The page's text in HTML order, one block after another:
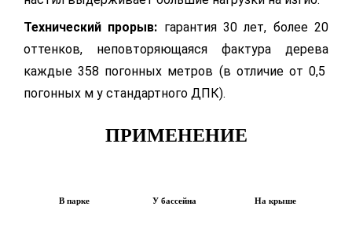
Технический прорыв: гарантия 30 лет, более 20
оттенков, неповторяющаяся фактура дерева
каждые 358 погонных метров (в отличие от 0,5
погонных м у стандартного ДПК).
ПРИМЕНЕНИЕ
В парке У бассейна На крыше